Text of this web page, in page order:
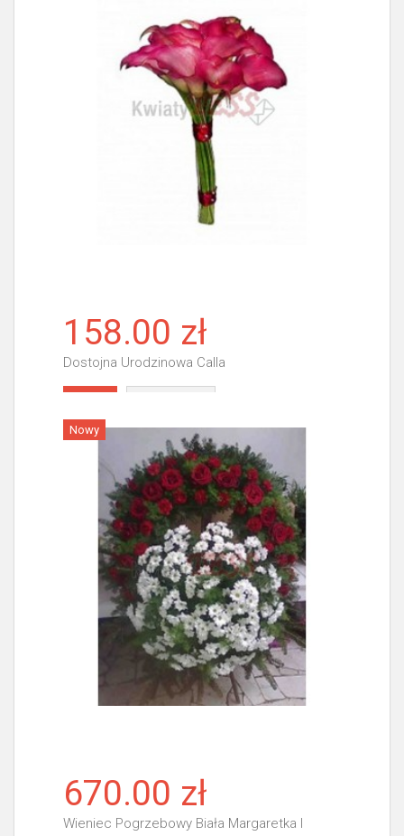
158.00 zł
Dostojna Urodzinowa Calla
Nowy
670.00 zł
Wieniec Pogrzebowy Biała Margaretka I